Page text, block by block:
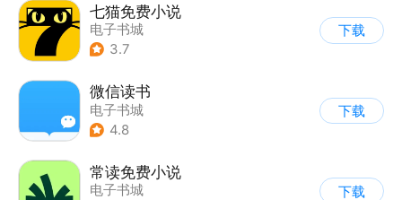
七猫免费小说
电子书城
3.7
下载
微信读书
电子书城
4.8
下载
常读免费小说
电子书城
下载